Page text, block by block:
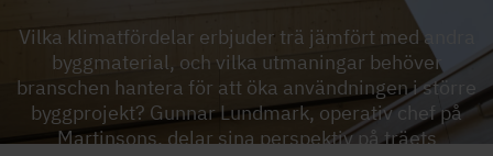
Vilka klimatfördelar erbjuder trä jämfört med andra
byggmaterial, och vilka utmaningar behöver
branschen hantera för att öka användningen i större
byggprojekt? Gunnar Lundmark, operativ chef på
Martinsons, delar sina perspektiv på träets